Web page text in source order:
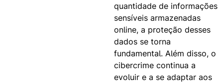
quantidade de informações
sensíveis armazenadas
online, a proteção desses
dados se torna
fundamental. Além disso, o
cibercrime continua a
evoluir e a se adaptar aos